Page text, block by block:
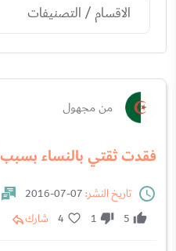
الاقسام / التصنيفات
من مجهول
فقدت ثقتي بالنساء
تاريخ النشر:
5
1
4 شارك